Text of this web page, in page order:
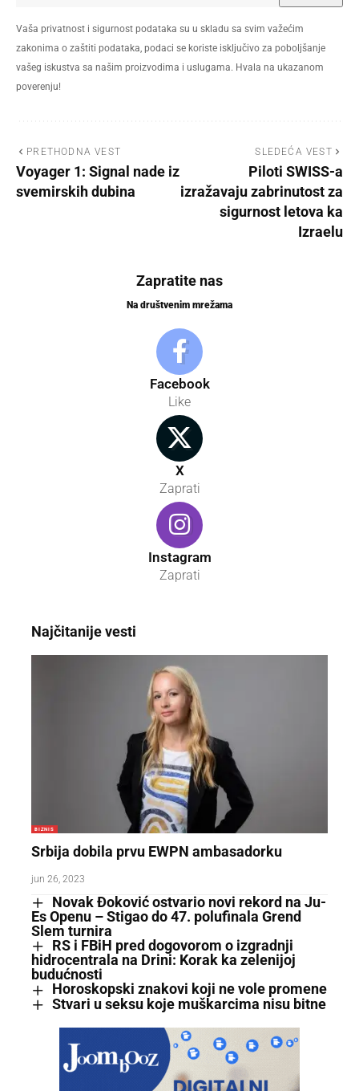
Vaša privatnost i sigurnost podataka su u skladu sa svim važećim
zakonima o zaštiti podataka, podaci se koriste isključivo za poboljšanje
vašeg iskustva sa našim proizvodima i uslugama. Hvala na ukazanom
poverenju!
PRETHODNA VEST
Voyager 1: Signal nade iz
svemirskih dubina
SLEDEĆA VEST
Piloti SWISS-a
izražavaju zabrinutost za
sigurnost letova ka
Izraelu
Zapratite nas
Na društvenim mrežama
Facebook
Like
X
Zaprati
Instagram
Zaprati
Najčitanije vesti
BIZNIS
Srbija dobila prvu EWPN ambasadorku
jun 26, 2023
Novak Đoković ostvario novi rekord na Ju-
Es Openu – Stigao do 47. polufinala Grend
Slem turnira
RS i FBiH pred dogovorom o izgradnji
hidrocentrala na Drini: Korak ka zelenijoj
budućnosti
Horoskopski znakovi koji ne vole promene
Stvari u seksu koje muškarcima nisu bitne